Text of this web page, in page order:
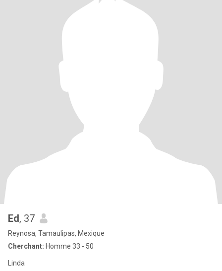
Ed, 37
Reynosa, Tamaulipas, Mexique
Cherchant: Homme 33 - 50
Linda